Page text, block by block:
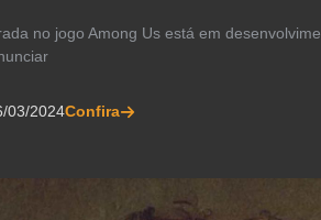
no jogo Among Us está em
03/2024Confira